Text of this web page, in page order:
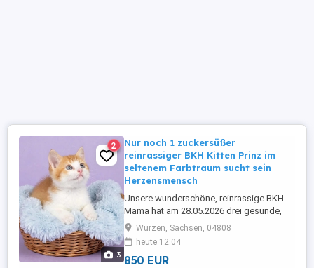
3
2
Nur noch 1 zuckersüßer
reinrassiger BKH Kitten Prinz im
seltenem Farbtraum sucht sein
Herzensmensch
Unsere wunderschöne, reinrassige BKH-
Mama hat am 28.05.2026 drei gesunde,
kräftige Kitten zur Welt gebracht. Die
kleinen Fellnasen wachsen bei uns
behütet, mit ganz viel Liebe und mitten im
familiären Alltag auf.Da uns das
Wurzen, Sachsen, 04808
heute 12:04
850 EUR